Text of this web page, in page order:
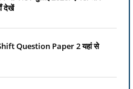
देखें
Question Paper 2 यहां से